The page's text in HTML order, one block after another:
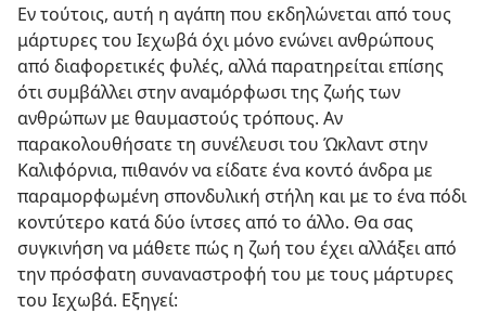
Εν τούτοις, αυτή η αγάπη που εκδηλώνεται από τους
μάρτυρες του Ιεχωβά όχι μόνο ενώνει ανθρώπους
από διαφορετικές φυλές, αλλά παρατηρείται επίσης
ότι συμβάλλει στην αναμόρφωσι της ζωής των
ανθρώπων με θαυμαστούς τρόπους. Αν
παρακολουθήσατε τη συνέλευσι του Ώκλαντ στην
Καλιφόρνια, πιθανόν να είδατε ένα κοντό άνδρα με
παραμορφωμένη σπονδυλική στήλη και με το ένα πόδι
κοντύτερο κατά δύο ίντσες από το άλλο. Θα σας
συγκινήση να μάθετε πώς η ζωή του έχει αλλάξει από
την πρόσφατη συναναστροφή του με τους μάρτυρες
του Ιεχωβά. Εξηγεί: